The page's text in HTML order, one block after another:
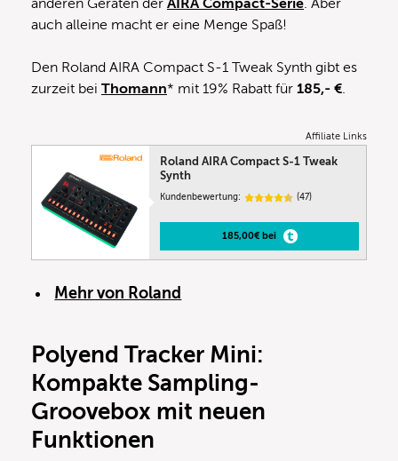
anderen Geräten der AIRA Compact-Serie. Aber
auch alleine macht er eine Menge Spaß!
Den Roland AIRA Compact S-1 Tweak Synth gibt es
zurzeit bei Thomann* mit 19% Rabatt für 185,- €.
Affiliate Links
Roland AIRA Compact S-1 Tweak
Synth
Kundenbewertung: (47)
185,00€ bei
Mehr von Roland
Polyend Tracker Mini:
Kompakte Sampling-
Groovebox mit neuen
Funktionen